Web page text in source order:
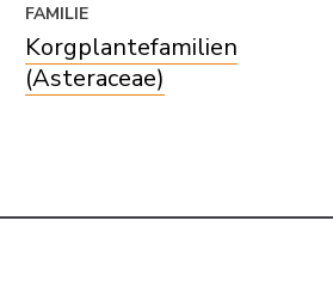
FAMILIE
Korgplantefamilien
(Asteraceae)